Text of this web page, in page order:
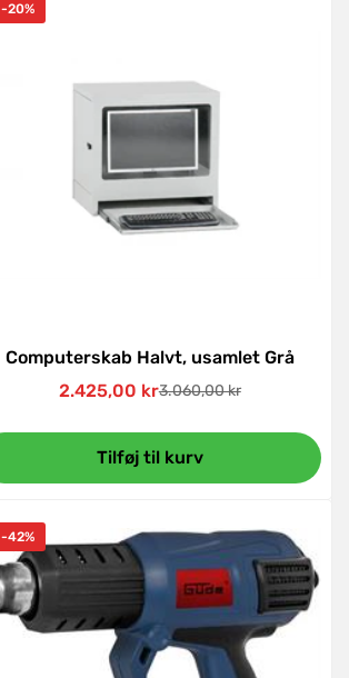
-20%
Computerskab Halvt, usamlet Grå
Udsalgspris
2.425,00 krNormal
3.060,00 kr
Tilføj til kurv
-42%